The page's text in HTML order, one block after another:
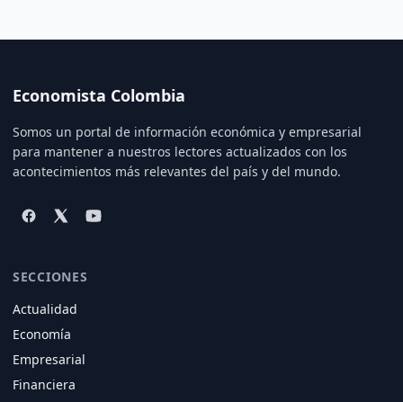
Economista Colombia
Somos un portal de información económica y empresarial
para mantener a nuestros lectores actualizados con los
acontecimientos más relevantes del país y del mundo.
SECCIONES
Actualidad
Economía
Empresarial
Financiera